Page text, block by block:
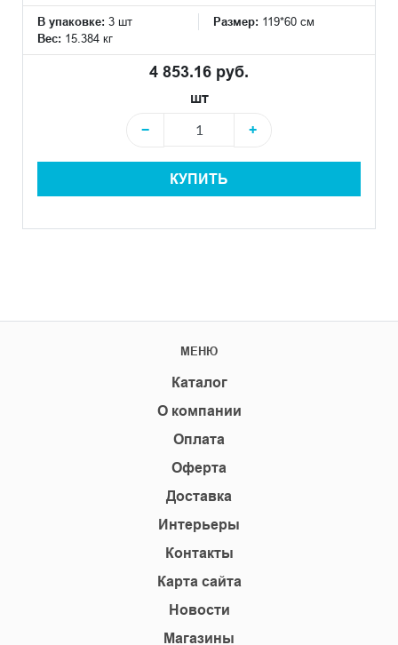
В упаковке: 3 шт Размер: 119*60 см
Вес: 15.384 кг
4 853.16 руб.
шт
−
+
КУПИТЬ
МЕНЮ
Каталог
О компании
Оплата
Оферта
Доставка
Интерьеры
Контакты
Карта сайта
Новости
Магазины